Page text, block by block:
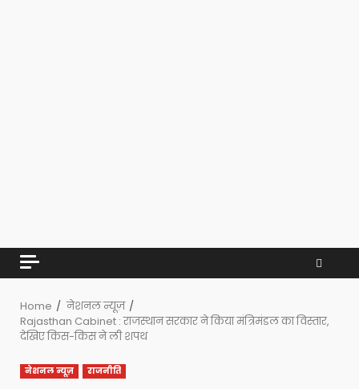
Home
नेशनल न्यूज़
Rajasthan Cabinet : राजस्थान सरकार ने किया मंत्रिमंडल का विस्तार,
देखिए किस-किस ने ली शपथ
नेशनल न्यूज़ राजनीति